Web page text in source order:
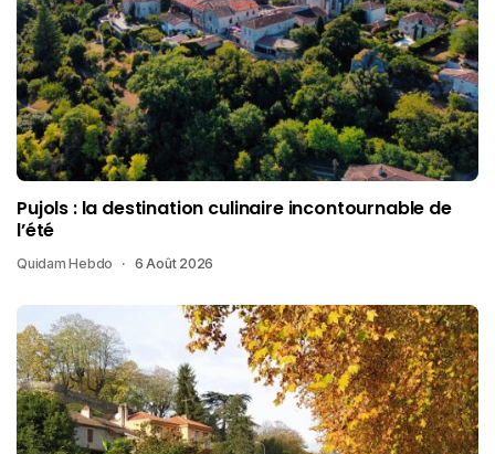
Pujols : la destination culinaire incontournable de
l’été
Quidam Hebdo 6 Août 2026